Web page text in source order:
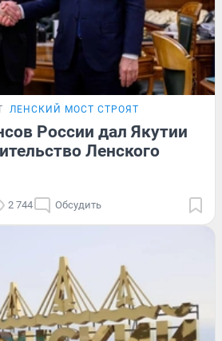
ЛЕНСКИЙ МОСТ СТРОЯТ
России дал Якутии
Ленского
2 744 Обсудить